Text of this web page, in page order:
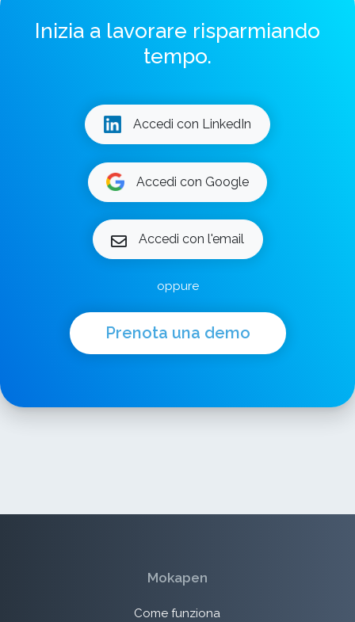
Inizia a lavorare risparmiando
tempo.
Accedi con LinkedIn
Accedi con Google
Accedi con l'email
oppure
Prenota una demo
Mokapen
Come funziona